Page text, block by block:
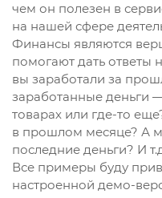
чем он полезен в
на нашей сфере
Финансы являются
помогают дать ответы
вы заработали за
заработанные деньги
товарах или где-то
в прошлом месяце? А
последние деньги? И
Все примеры буду
настроенной демо-